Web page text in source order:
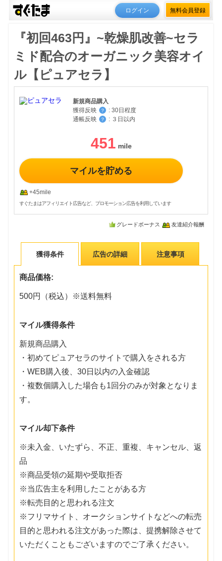
ログイン 無料会員登録
『初回463円』~乾燥肌改善~セラ
ミド配合のオーガニック美容オイ
ル【ピュアセラ】
新規商品購入
獲得反映
？ : 30日程度
通帳反映
？ : ３日以内
451
マイルを貯める
+45mile
すぐたまはアフィリエイト広告など、プロモーション広告を利用しています
グレードボーナス 友達紹介報酬
獲得条件 広告の詳細 注意事項
商品価格:
500円（税込）※送料無料
マイル獲得条件
新規商品購入
・初めてピュアセラのサイトで購入をされる方
・WEB購入後、30日以内の入金確認
・複数個購入した場合も1回分のみが対象となりま
す。
マイル却下条件
※未入金、いたずら、不正、重複、キャンセル、返
品
※商品受領の延期や受取拒否
※当広告主を利用したことがある方
※転売目的と思われる注文
※フリマサイト、オークションサイトなどへの転売
目的と思われる注文があった際は、提携解除させて
いただくこともございますのでご了承ください。